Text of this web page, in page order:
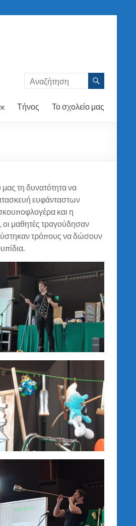
Τήνος Το σχολείο μας
τη δυνατότητα να
ευφάνταστων
και η
μαθητές τραγούδησαν
τρόπους να δώσουν